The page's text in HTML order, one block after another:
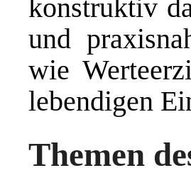
konstruktiv
und
wie
lebendigen
Themen